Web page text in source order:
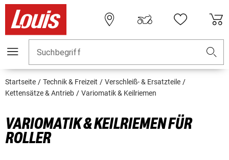
Suchbegriff
Startseite Technik & Freizeit
Verschleiß- & Ersatzteile
Kettensätze & Antrieb
Variomatik & Keilriemen
VARIOMATIK & KEILRIEMEN FÜR
ROLLER